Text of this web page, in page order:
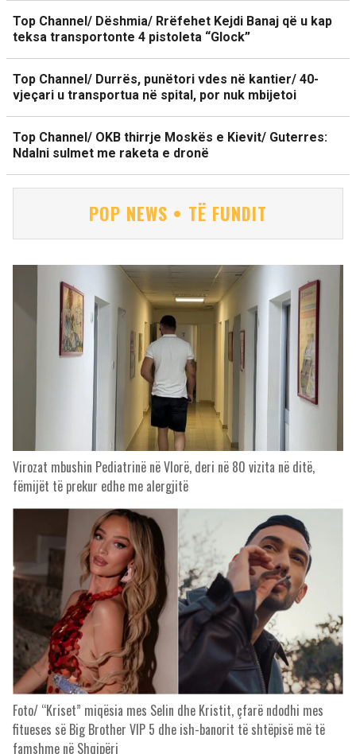
Top Channel/ Dëshmia/ Rrëfehet Kejdi Banaj që u kap
teksa transportonte 4 pistoleta “Glock”
Top Channel/ Durrës, punëtori vdes në kantier/ 40-
vjeçari u transportua në spital, por nuk mbijetoi
Top Channel/ OKB thirrje Moskës e Kievit/ Guterres:
Ndalni sulmet me raketa e dronë
POP NEWS • TË FUNDIT
Virozat mbushin Pediatrinë në Vlorë, deri në 80 vizita në ditë,
fëmijët të prekur edhe me alergjitë
Foto/ “Kriset” miqësia mes Selin dhe Kristit, çfarë ndodhi mes
fitueses së Big Brother VIP 5 dhe ish-banorit të shtëpisë më të
famshme në Shqipëri